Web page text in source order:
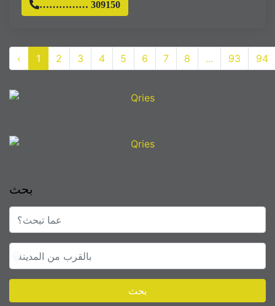
…………… 309150
‹ 1 2 3 4 5 6 7 8 ... 93 94
بحث